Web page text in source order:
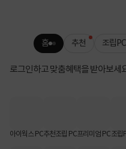
홈 추천 조립PC
로그인하고 맞춤혜택을 받아보세
아이웍스 PC추천조립 PC프리미엄 PC조립